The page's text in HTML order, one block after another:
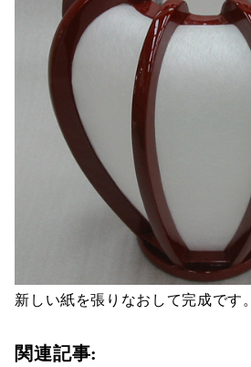
新しい紙を張りなおして完成です。
関連記事: